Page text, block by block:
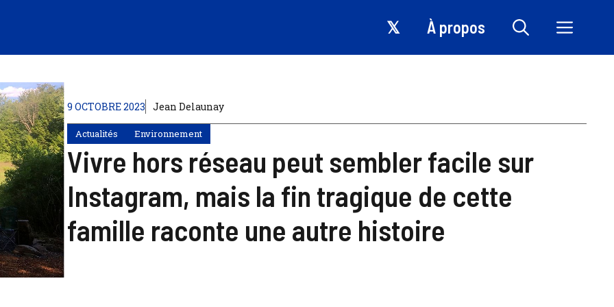
𝕏 À propos
9 OCTOBRE 2023 Jean Delaunay
Actualités Environnement
Vivre hors réseau peut sembler facile sur
Instagram, mais la fin tragique de cette
famille raconte une autre histoire